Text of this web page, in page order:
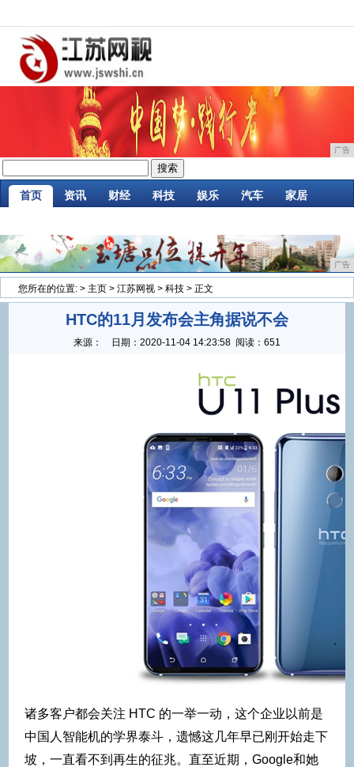
广告
首页 资讯 财经 科技 娱乐 汽车 家居
广告
您所在的位置: > 主页 > 江苏网视 > 科技 > 正文
HTC的11月发布会主角据说不会
来源： 日期： 2020-11-04 14:23:58 阅读：651
诸多客户都会关注 HTC 的一举一动，这个企业以前是
中国人智能机的学界泰斗，遗憾这几年早已刚开始走下
坡，一直看不到再生的征兆。直至近期，Google和她